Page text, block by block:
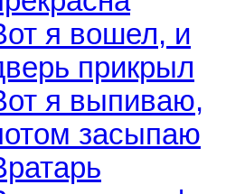
я вошел, и
прикрыл
я выпиваю,
засыпаю